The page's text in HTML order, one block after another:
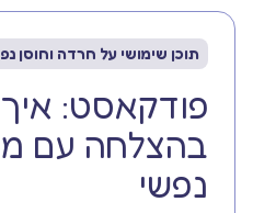
תוכן שימושי על חרדה וחוסן
פודקאסט:
בהצלחה עם
נפשי